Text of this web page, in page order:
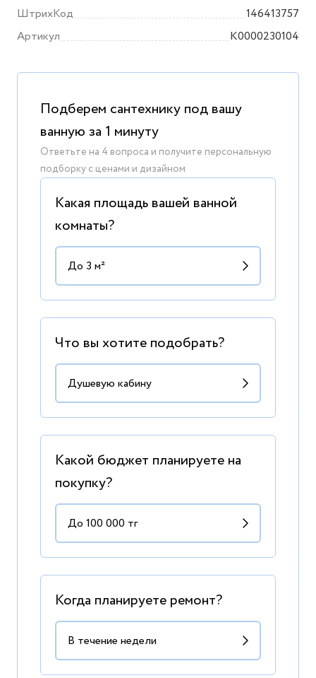
ШтрихКод
146413757
Артикул
K0000230104
Подберем сантехнику под вашу
ванную за 1 минуту
Ответьте на 4 вопроса и получите персональную
подборку с ценами и дизайном
Какая площадь вашей ванной
комнаты?
Что вы хотите подобрать?
Какой бюджет планируете на
покупку?
Когда планируете ремонт?